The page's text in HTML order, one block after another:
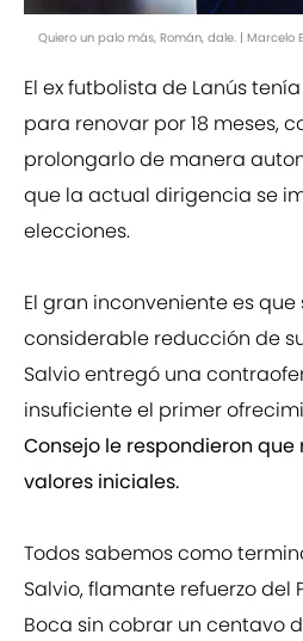
Quiero un palo más, Román, dale. | Marcelo
El ex futbolista de Lanús
para renovar por 18 meses,
prolongarlo de manera
que la actual dirigencia se
elecciones.
El gran inconveniente es
considerable reducción de
Salvio entregó una
insuficiente el primer
Consejo le respondieron
valores iniciales.
Todos sabemos como
Salvio, flamante refuerzo del
Boca sin cobrar un centavo